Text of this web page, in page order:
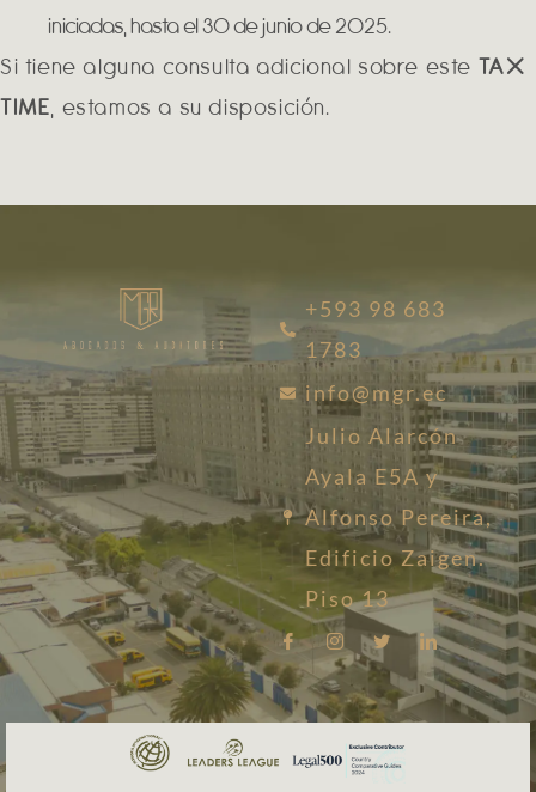
iniciadas, hasta el 30 de junio de 2025.
Si tiene alguna consulta adicional sobre este TAX
TIME, estamos a su disposición.
+593 98 683
1783
info@mgr.ec
Julio Alarcón
Ayala E5A y
Alfonso Pereira,
Edificio Zaigen.
Piso 13